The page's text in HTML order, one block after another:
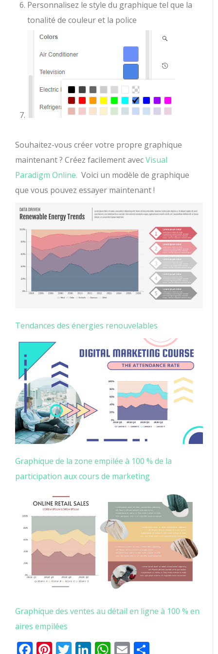
Personnalisez le style du graphique tel que la
tonalité de couleur et la police
Souhaitez-vous créer votre propre graphique
maintenant ? Créez facilement avecVisual
Paradigm Online. Voici un modèle de graphique
que vous pouvez essayer maintenant !
Tendances des énergies renouvelables
Graphique de la zone empilée à 100 % de la
participation aux cours de marketing
Graphique des ventes au détail en ligne à 100 % en
aires empilées
Facebook
Pinterest
Twitter
LinkedIn
WhatsApp
Email